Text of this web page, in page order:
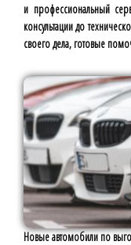
и профессиональный
консультации до
своего дела, готовые
Новые автомобили по